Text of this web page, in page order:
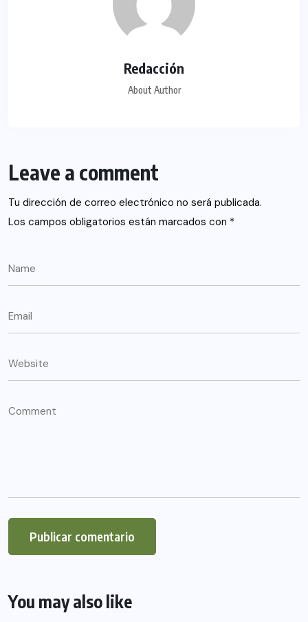
Redacción
About Author
Leave a comment
Tu dirección de correo electrónico no será publicada.
Los campos obligatorios están marcados con *
You may also like